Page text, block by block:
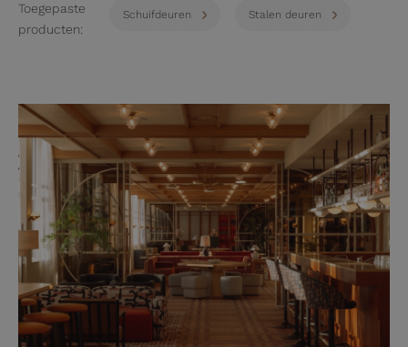
Toegepaste
producten:
Schuifdeuren Stalen deuren